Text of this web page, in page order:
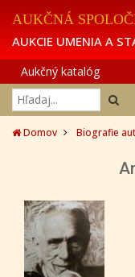
AUKČNÁ
AUKCIE UMENIA A
Aukčný katalóg
Domov Biografie